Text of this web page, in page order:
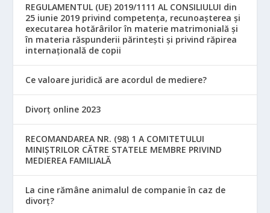
REGULAMENTUL (UE) 2019/1111 AL CONSILIULUI din
25 iunie 2019 privind competența, recunoașterea și
executarea hotărârilor în materie matrimonială și
în materia răspunderii părintești și privind răpirea
internațională de copii
Ce valoare juridică are acordul de mediere?
Divorț online 2023
RECOMANDAREA NR. (98) 1 A COMITETULUI
MINIŞTRILOR CĂTRE STATELE MEMBRE PRIVIND
MEDIEREA FAMILIALĂ
La cine rămâne animalul de companie în caz de
divorț?